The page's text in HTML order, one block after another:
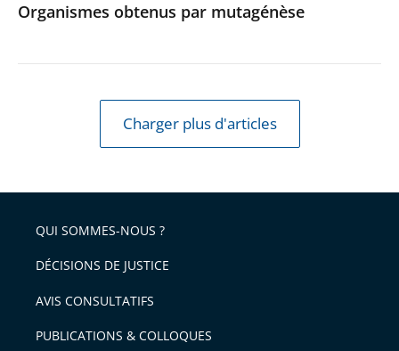
Organismes obtenus par mutagénèse
Charger plus d'articles
QUI SOMMES-NOUS ?
DÉCISIONS DE JUSTICE
AVIS CONSULTATIFS
PUBLICATIONS & COLLOQUES